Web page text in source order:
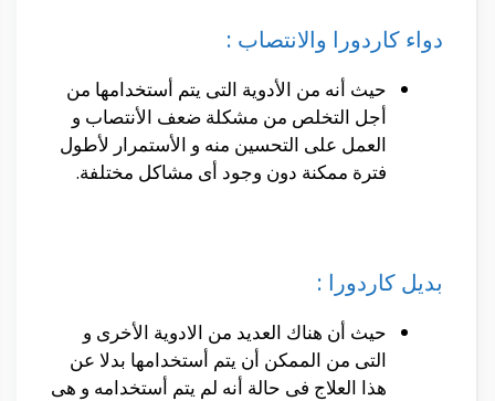
دواء كاردورا والانتصاب :
حيث أنه من الأدوية التى يتم أستخدامها من
أجل التخلص من مشكلة ضعف الأنتصاب و
العمل على التحسين منه و الأستمرار لأطول
فترة ممكنة دون وجود أى مشاكل مختلفة.
بديل كاردورا :
حيث أن هناك العديد من الادوية الأخرى و
التى من الممكن أن يتم أستخدامها بدلا عن
هذا العلاج فى حالة أنه لم يتم أستخدامه و هى